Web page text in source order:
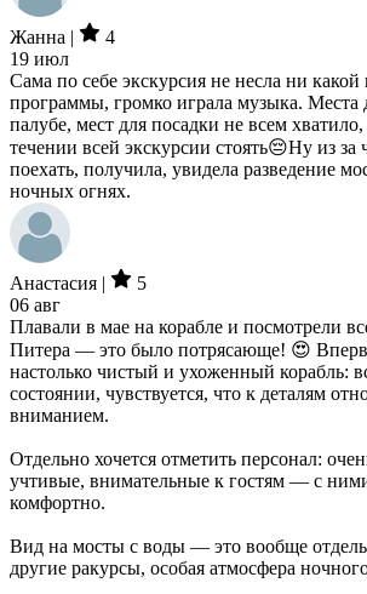
Жанна |
4
19 июл
Сама по себе экскурсия не несла ни
программы, громко играла музыка. Места
палубе, мест для посадки не всем
течении всей экскурсии стоять😔Ну из за
поехать, получила, увидела разведение
ночных огнях.
Анастасия |
5
06 авг
Плавали в мае на корабле и посмотрели
Питера — это было потрясающе! 😍
настолько чистый и ухоженный корабль:
состоянии, чувствуется, что к деталям
вниманием.
Отдельно хочется отметить персонал:
учтивые, внимательные к гостям — с
комфортно.
Вид на мосты с воды — это вообще
другие ракурсы, особая атмосфера